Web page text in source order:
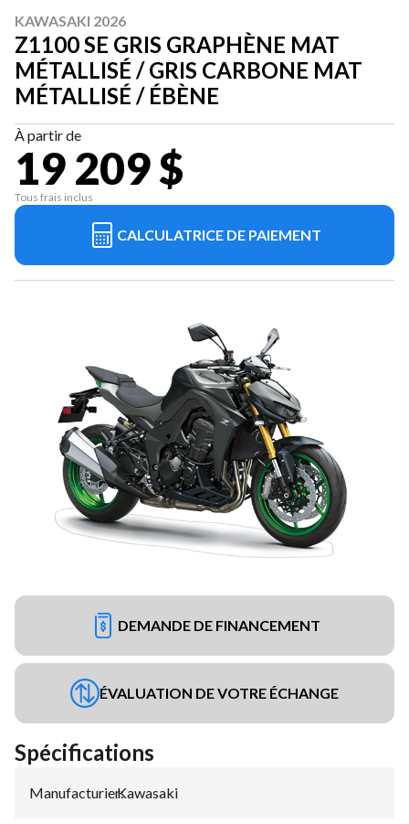
KAWASAKI 2026
Z1100 SE GRIS GRAPHÈNE MAT
MÉTALLISÉ / GRIS CARBONE MAT
MÉTALLISÉ / ÉBÈNE
À partir de
19 209 $
Tous frais inclus
CALCULATRICE DE PAIEMENT
DEMANDE DE FINANCEMENT
ÉVALUATION DE VOTRE ÉCHANGE
Spécifications
Manufacturier:
Kawasaki